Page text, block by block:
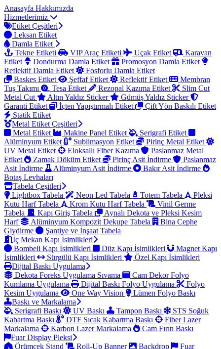
Anasayfa Hakkımızda
Hizmetlerimiz
Etiket Çeşitleri
Leksan Etiket
Damla Etiket
Tekne Etiketi
VIP Araç Etiketi Uçak Etiket
Karavan
Etiket
Dondurma Damla Etiket
Promosyon Damla Etiket
Reflektif Damla Etiket
Fosforlu Damla Etiket
Baskes Etiket
Şeffaf Etiket Reflektif Etiket
Membran
Tuş Takımı
Tesa Etiket Rezopal Kazıma Etiket
Slim Cut
Metal Cut
Altın Yaldız Sticker
Gümüş Yaldız Sticker
Garanti Etiket
İçten Yapıştırmalı Etiket
Çift Yön Baskılı Etiket
Statik Etiket
Metal Etiket Çeşitleri
Metal Etiket
Makine Panel Etiket
Serigrafi Etiket
Alüminyum Etiket
Sublimasyon Etiket
Pirinç Metal Etiket
UV Metal Etiket
Eloksallı Fiber Kazıma
Paslanmaz Metal
Etiket
Zamak Döküm Etiket Pirinç Asit İndirme
Paslanmaz
Asit İndirme
Alüminyum Asit İndirme
Bakır Asit İndirme
Botaş Levhaları
Tabela Çeşitleri
Lightbox Tabela
Neon Led Tabela Totem Tabela
Pleksi
Kutu Harf Tabela
Krom Kutu Harf Tabela
Vinil Germe
Tabela
Kapı Giriş Tabela
Aynalı Dekota ve Pleksi Kesim
Harf
Alüminyum Kompozit Dekupe Tabela
Bina Cephe
Giydirme
Şantiye ve İnşaat Tabela
İç Mekan Kapı İsimlikleri
Bombeli Kapı İsimlikleri
Düz Kapı İsimlikleri
Magnet Kapı
İsimlikleri
Sürgülü Kapı İsimlikleri
Özel Kapı İsimlikleri
Dijital Baskı Uygulama
Dekota Foreks Uygulama Sıvama
Cam Dekor Folyo
Kumlama Uygulama
Dijital Baskı Folyo Uygulama
Folyo
Kesim Uygulama
One Way Vision
Lümen Folyo Baskı
Baskı ve Markalama
Serigrafi Baskı
UV Baskı Tampon Baskı
STS Soğuk
Kabartma Baskı
DTF Sıcak Kabartma Baskı
Fiber Lazer
Markalama
Karbon Lazer Markalama
Cam Fırın Baskı
Fuar Display Pleksi
Örümcek Stand
Roll-Up Banner Backdrop
Fuar